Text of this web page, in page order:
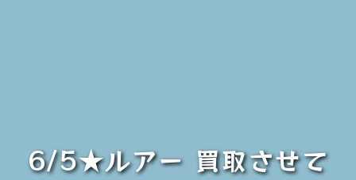
6/5★ルアー 買取させて